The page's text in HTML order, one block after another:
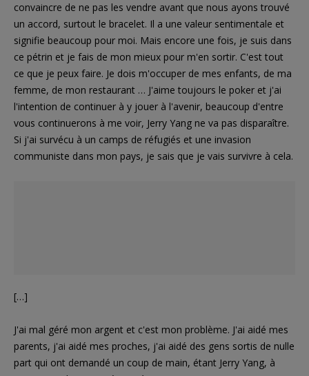
convaincre de ne pas les vendre avant que nous ayons trouvé
un accord, surtout le bracelet. Il a une valeur sentimentale et
signifie beaucoup pour moi. Mais encore une fois, je suis dans
ce pétrin et je fais de mon mieux pour m'en sortir. C'est tout
ce que je peux faire. Je dois m'occuper de mes enfants, de ma
femme, de mon restaurant … J'aime toujours le poker et j'ai
l'intention de continuer à y jouer à l'avenir, beaucoup d'entre
vous continuerons à me voir, Jerry Yang ne va pas disparaître.
Si j'ai survécu à un camps de réfugiés et une invasion
communiste dans mon pays, je sais que je vais survivre à cela.
[…]
J'ai mal géré mon argent et c'est mon problème. J'ai aidé mes
parents, j'ai aidé mes proches, j'ai aidé des gens sortis de nulle
part qui ont demandé un coup de main, étant Jerry Yang, à